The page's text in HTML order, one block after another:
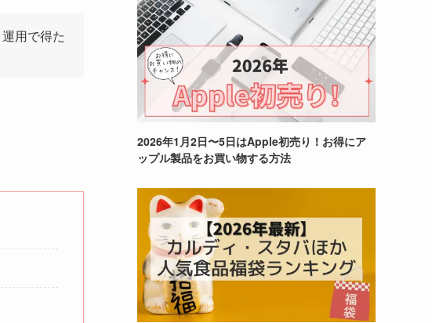
用で得た
2026年1月2日〜5日はApple初売り！お得にア
ップル製品をお買い物する方法